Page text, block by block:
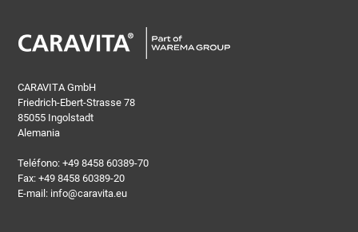
CARAVITA GmbH
Friedrich-Ebert-Strasse 78
85055 Ingolstadt
Alemania
Teléfono:+49 8458 60389-70
Fax: +49 8458 60389-20
E-mail: info@caravita.eu